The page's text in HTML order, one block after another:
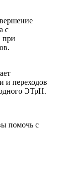
с
при
и переходов
ЭТрН.
помочь с